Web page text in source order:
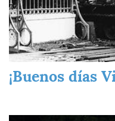
¡Buenos días